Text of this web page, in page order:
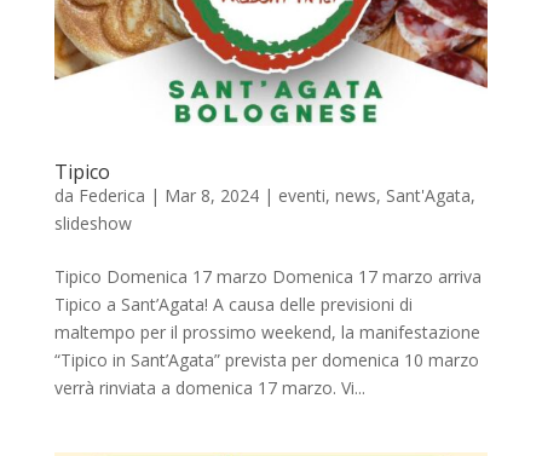
Tipico
da Federica | Mar 8, 2024| eventi, news, Sant'Agata,
slideshow
Tipico Domenica 17 marzo Domenica 17 marzo arriva
Tipico a Sant’Agata! A causa delle previsioni di
maltempo per il prossimo weekend, la manifestazione
“Tipico in Sant’Agata” prevista per domenica 10 marzo
verrà rinviata a domenica 17 marzo. Vi...